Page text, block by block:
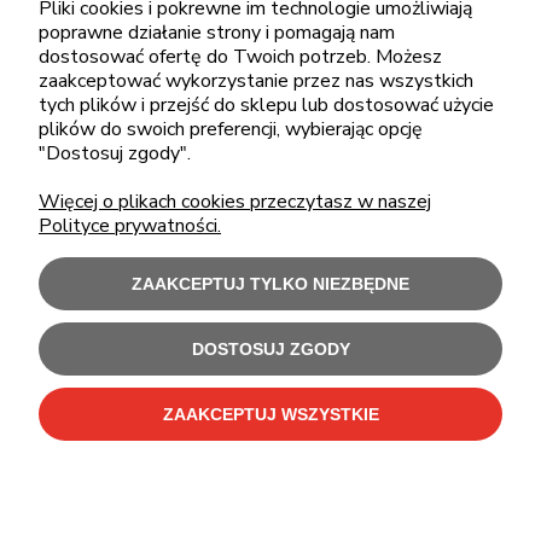
pon.-piąt.: 08:00-16:00
sklep@cebit.pl
ZAKUPY
POMOC
MOJE KONTO
INFORMACJE
Użytkowanie sklepu oznacza zgodę na wykorzystywanie plików cookies.
Pliki cookies i pokrewne im technologie umożliwiają
poprawne działanie strony i pomagają nam
dostosować ofertę do Twoich potrzeb. Możesz
zaakceptować wykorzystanie przez nas wszystkich
tych plików i przejść do sklepu lub dostosować użycie
plików do swoich preferencji, wybierając opcję
"Dostosuj zgody".
Więcej o plikach cookies przeczytasz w naszej
Polityce prywatności.
ZAAKCEPTUJ TYLKO NIEZBĘDNE
DOSTOSUJ ZGODY
ZAAKCEPTUJ WSZYSTKIE